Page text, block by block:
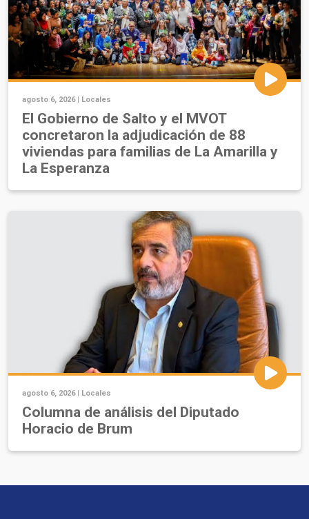
agosto 6, 2026 | Locales
El Gobierno de Salto y el MVOT
concretaron la adjudicación de 88
viviendas para familias de La Amarilla y
La Esperanza
agosto 6, 2026 | Locales
Columna de análisis del Diputado
Horacio de Brum